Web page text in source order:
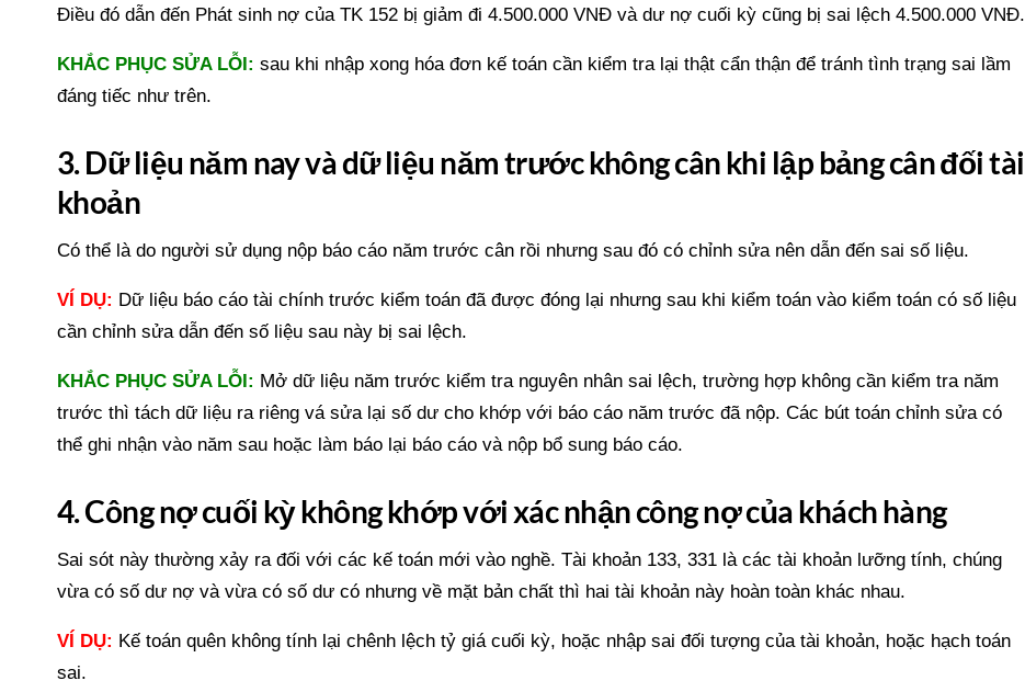
Điều đó dẫn đến Phát sinh nợ của TK 152 bị giảm đi 4.500.000 VNĐ và dư nợ cuối kỳ cũng bị sai lệch 4.500.000 VNĐ.
KHẮC PHỤC SỬA LỖI: sau khi nhập xong hóa đơn kế toán cần kiểm tra lại thật cẩn thận để tránh tình trạng sai lầm
đáng tiếc như trên.
3. Dữ liệu năm nay và dữ liệu năm trước không cân khi lập bảng cân đối tài
khoản
Có thể là do người sử dụng nộp báo cáo năm trước cân rồi nhưng sau đó có chỉnh sửa nên dẫn đến sai số liệu.
VÍ DỤ: Dữ liệu báo cáo tài chính trước kiểm toán đã được đóng lại nhưng sau khi kiểm toán vào kiểm toán có số liệu
cần chỉnh sửa dẫn đến số liệu sau này bị sai lệch.
KHẮC PHỤC SỬA LỖI: Mở dữ liệu năm trước kiểm tra nguyên nhân sai lệch, trường hợp không cần kiểm tra năm
trước thì tách dữ liệu ra riêng vá sửa lại số dư cho khớp với báo cáo năm trước đã nộp. Các bút toán chỉnh sửa có
thể ghi nhận vào năm sau hoặc làm báo lại báo cáo và nộp bổ sung báo cáo.
4. Công nợ cuối kỳ không khớp với xác nhận công nợ của khách hàng
Sai sót này thường xảy ra đối với các kế toán mới vào nghề. Tài khoản 133, 331 là các tài khoản lưỡng tính, chúng
vừa có số dư nợ và vừa có số dư có nhưng về mặt bản chất thì hai tài khoản này hoàn toàn khác nhau.
VÍ DỤ: Kế toán quên không tính lại chênh lệch tỷ giá cuối kỳ, hoặc nhập sai đối tượng của tài khoản, hoặc hạch toán
sai.